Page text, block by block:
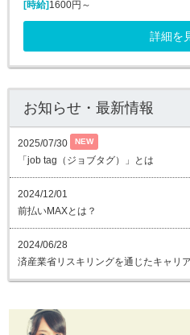
[時給]1600円～
詳細を
お知らせ・最新情報
2025/07/30 NEW
「job tag（ジョブタグ）」とは
2024/12/01
前払いMAXとは？
2024/06/28
済産業省リスキリングを通じたキャリ